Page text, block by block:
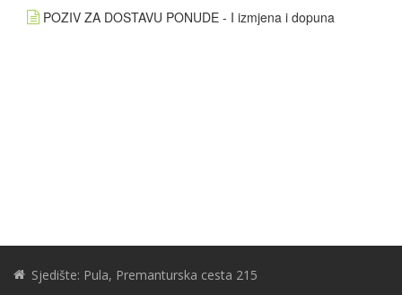
POZIV ZA DOSTAVU PONUDE - I izmjena i dopuna
Sjedište: Pula, Premanturska cesta 215